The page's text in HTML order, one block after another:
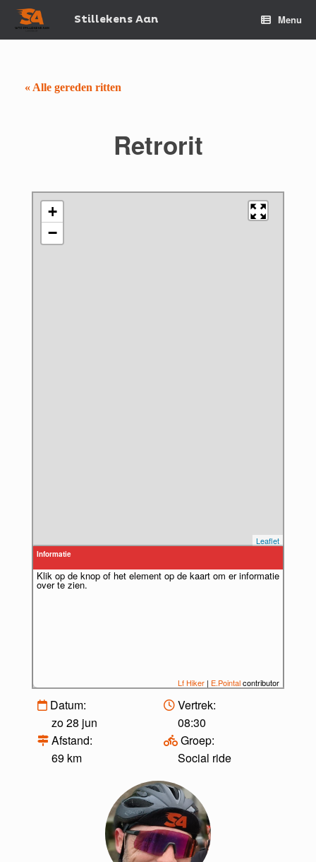
Spring
Stillekens Aan Menu
« Alle gereden ritten
Retrorit
+
−
Leaflet
Informatie
Klik op de knop of het element op de kaart om er informatie
over te zien.
Lf Hiker | E.Pointalcontributor
Datum:
zo 28 jun
Vertrek:
08:30
Afstand:
69 km
Groep:
Social ride